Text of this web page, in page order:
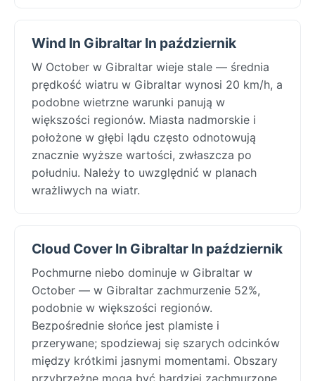
Wind In Gibraltar In październik
W October w Gibraltar wieje stale — średnia
prędkość wiatru w Gibraltar wynosi 20 km/h, a
podobne wietrzne warunki panują w
większości regionów. Miasta nadmorskie i
położone w głębi lądu często odnotowują
znacznie wyższe wartości, zwłaszcza po
południu. Należy to uwzględnić w planach
wrażliwych na wiatr.
Cloud Cover In Gibraltar In październik
Pochmurne niebo dominuje w Gibraltar w
October — w Gibraltar zachmurzenie 52%,
podobnie w większości regionów.
Bezpośrednie słońce jest plamiste i
przerywane; spodziewaj się szarych odcinków
między krótkimi jasnymi momentami. Obszary
przybrzeżne mogą być bardziej zachmurzone